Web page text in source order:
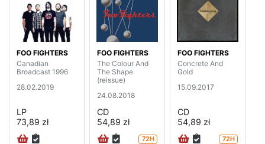
FOO FIGHTERS
Canadian
Broadcast 1996
28.02.2019
LP
73,89 zł
FOO FIGHTERS
The Colour And
The Shape
(reissue)
24.08.2018
CD
54,89 zł
72H
FOO FIGHTERS
Concrete And
Gold
15.09.2017
CD
54,89 zł
72H